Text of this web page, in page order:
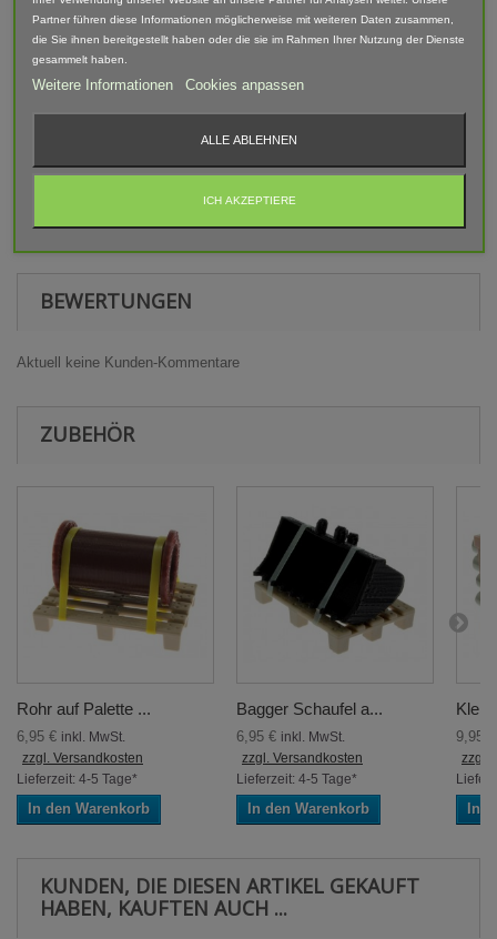
enthalten.
Der Artikel ist im 3D-Druck-Verfahren gefertigt und von Hand
nach bearbeitet. Daher können Form, Farbe und Ausführung
abweichen.
Achtung! Modellbauartikel nicht für Kinder unter 14 Jahren
geeignet! Erstickungsgefahr Aufgrund verschluckbarer und
BEWERTUNGEN
Aktuell keine Kunden-Kommentare
ZUBEHÖR
Rohr auf Palette ...
6,95 € inkl. MwSt.
zzgl. Versandkosten
Lieferzeit: 4-5 Tage*
In den Warenkorb
Bagger Schaufel a...
6,95 € inkl. MwSt.
zzgl. Versandkosten
Lieferzeit: 4-5 Tage*
In den Warenkorb
9,95
zzgl.
In
KUNDEN, DIE DIESEN ARTIKEL GEKAUFT
HABEN, KAUFTEN AUCH ...
Partner führen diese Informationen möglicherweise mit weiteren Daten zusammen,
die Sie ihnen bereitgestellt haben oder die sie im Rahmen Ihrer Nutzung der Dienste
gesammelt haben.
Weitere Informationen Cookies anpassen
ALLE ABLEHNEN
ICH AKZEPTIERE